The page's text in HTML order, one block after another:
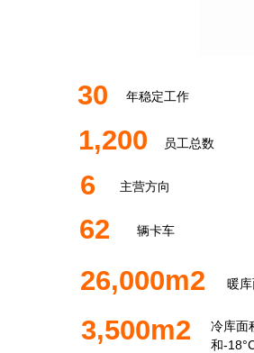
30
1,200
6
62
26,000m2
3,500m2
年稳定工作
员工总数
主营方向
辆卡车
暖
冷库面
和-